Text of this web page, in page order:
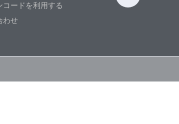
コードを利用する
わせ